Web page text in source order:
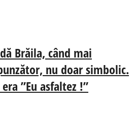
Brăila, când mai
nu doar simbolic.
”Eu asfaltez !”